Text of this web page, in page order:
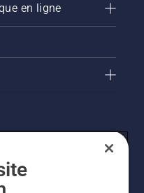
en ligne